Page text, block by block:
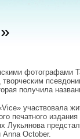
фотографами
получила
участвовала
печатного издания
Лукьянова
October.